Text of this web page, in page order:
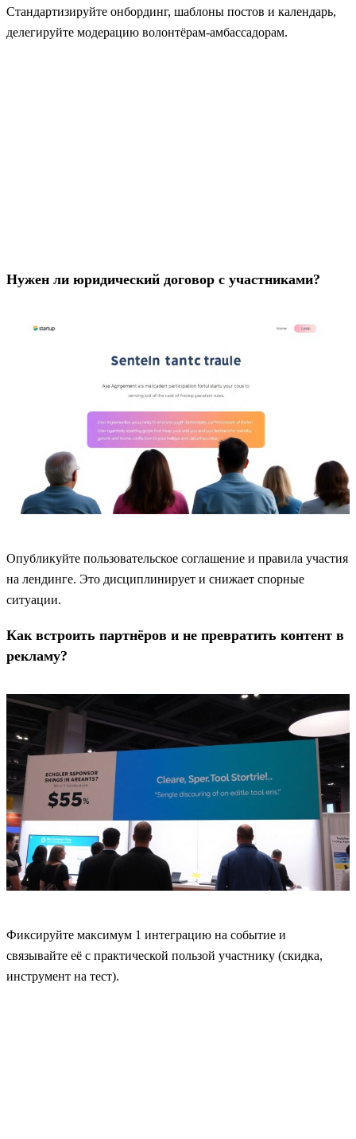
Стандартизируйте онбординг, шаблоны постов и календарь,
делегируйте модерацию волонтёрам‑амбассадорам.
Нужен ли юридический договор с участниками?
Опубликуйте пользовательское соглашение и правила участия
на лендинге. Это дисциплинирует и снижает спорные
ситуации.
Как встроить партнёров и не превратить контент в
рекламу?
Фиксируйте максимум 1 интеграцию на событие и
связывайте её с практической пользой участнику (скидка,
инструмент на тест).